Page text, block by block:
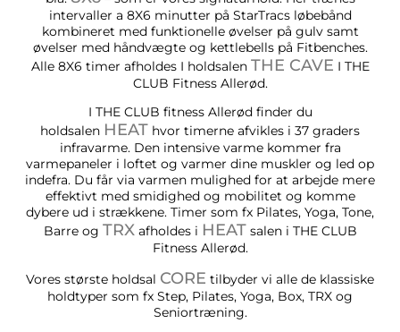
intervaller a 8X6 minutter på StarTracs løbebånd
kombineret med funktionelle øvelser på gulv samt
øvelser med håndvægte og kettlebells på Fitbenches.
Alle 8X6 timer afholdes I holdsalen THE CAVE I THE
CLUB Fitness Allerød.
I THE CLUB fitness Allerød finder du
holdsalen HEAT hvor timerne afvikles i 37 graders
infravarme. Den intensive varme kommer fra
varmepaneler i loftet og varmer dine muskler og led op
indefra. Du får via varmen mulighed for at arbejde mere
effektivt med smidighed og mobilitet og komme
dybere ud i strækkene. Timer som fx Pilates, Yoga, Tone,
Barre og TRXafholdes i HEATsalen i THE CLUB
Fitness Allerød.
Vores største holdsal CORE tilbyder vi alle de klassiske
holdtyper som fx Step, Pilates, Yoga, Box, TRX og
Seniortræning.